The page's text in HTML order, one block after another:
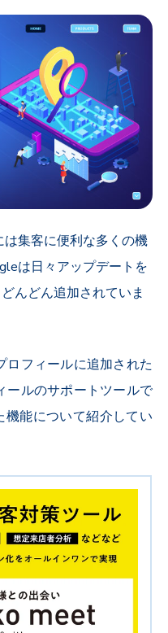
集客に便利な多くの機
は日々アップデートを
んどん追加されていま
ロフィールに追加された
ールのサポートツールで
機能について紹介してい